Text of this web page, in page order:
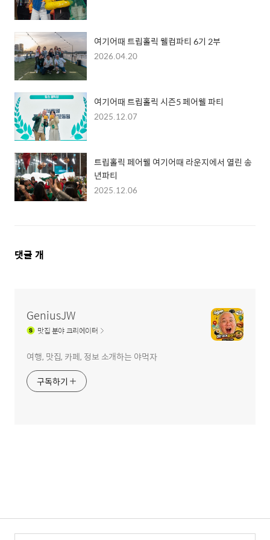
여기어때 트립홀릭 웰컴파티 6기 2부
2026.04.20
여기어때 트립홀릭 시즌5 페어웰 파티
2025.12.07
트립홀릭 페어웰 여기어때 라운지에서 열린 송
년파티
2025.12.06
댓
댓글 개
GeniusJW
맛집분야 크리에이터
여행, 맛집, 카페, 정보 소개하는 야먹자
구독하기